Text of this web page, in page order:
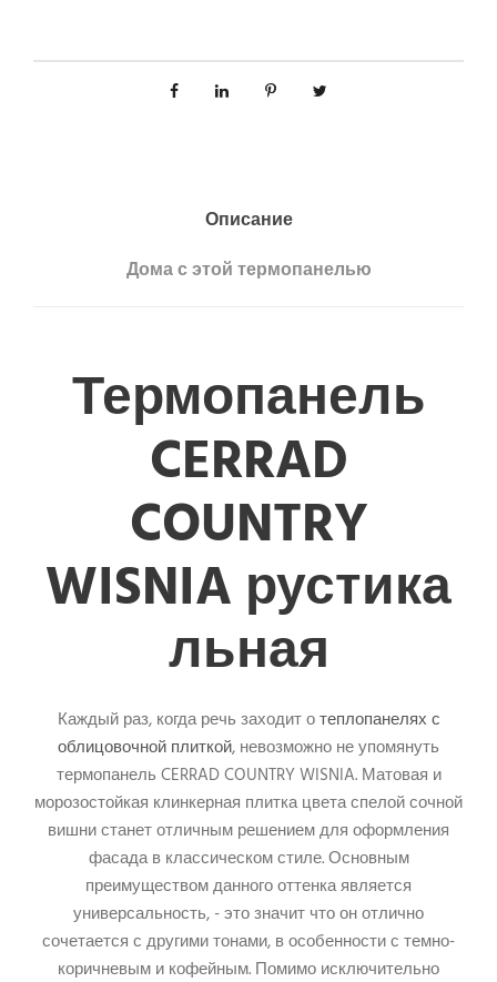
Описание
Дома с этой термопанелью
Термопанель
CERRAD
COUNTRY
WISNIA рустика
льная
Каждый раз, когда речь заходит отеплопанелях с
облицовочной плиткой, невозможно не упомянуть
термопанель CERRAD COUNTRY WISNIA.Матовая и
морозостойкая клинкерная плитка цвета спелой сочной
вишни станет отличным решением для оформления
фасада в классическом стиле.Основным
преимуществом данного оттенка является
универсальность, - это значит что он отлично
сочетается с другими тонами, в особенности с темно-
коричневым и кофейным. Помимо исключительно